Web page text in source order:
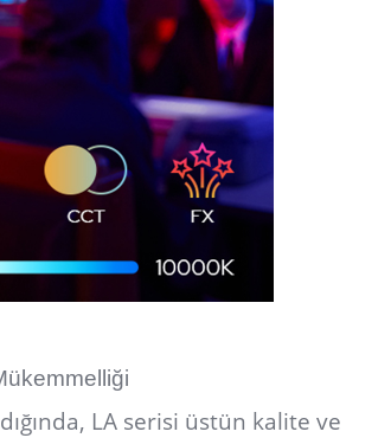
LA serisi üstün kalite ve